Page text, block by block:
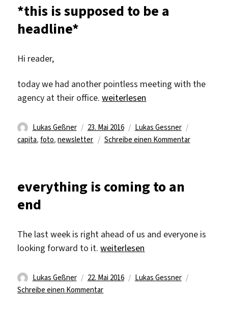
last
entry
*this is supposed to be a
headline*
Hi reader,
today we had another pointless meeting with the
agency at their office.„*this is supposed to be a
weiterlesen
Autor
Lukas Geßner
Veröffentlicht
am
23. Mai 2016 Kategorien
Lukas Gessner
capita,foto,newsletter Schreibe einen Kommentarzu
everything is coming to an
end
The last week is right ahead of us and everyone is
looking forward to it.„everything is coming to an end“
weiterlesen
Autor
Lukas Geßner
Veröffentlicht
am
22. Mai 2016 Kategorien
Lukas Gessner
Schreibe einen Kommentarzu